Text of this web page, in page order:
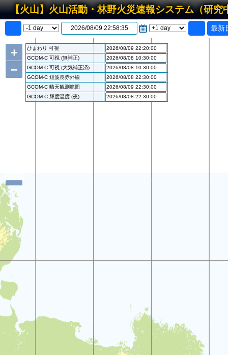
【火山】火山活動・林野火災速報システム（研究
最新
ひまわり 可視
GCOM-C 可視 (無補正)
GCOM-C 可視 (大気補正済)
GCOM-C 短波長赤外線
GCOM-C 晴天観測範囲
GCOM-C 輝度温度 (夜)
+
−